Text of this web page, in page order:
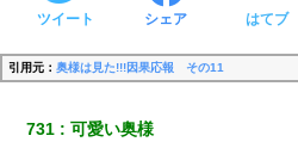
ツイート シェア はてブ
引用元： 奥様は見た!!!因果応報 その11
731 可愛い奥様